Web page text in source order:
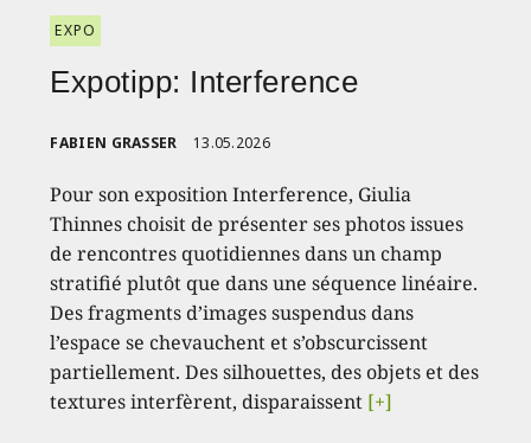
EXPO
Expotipp: Interference
FABIEN GRASSER 13.05.2026
Pour son exposition Interference, Giulia
Thinnes choisit de présenter ses photos issues
de rencontres quotidiennes dans un champ
stratifié plutôt que dans une séquence linéaire.
Des fragments d’images suspendus dans
l’espace se chevauchent et s’obscurcissent
partiellement. Des silhouettes, des objets et des
textures interfèrent, disparaissent [+]